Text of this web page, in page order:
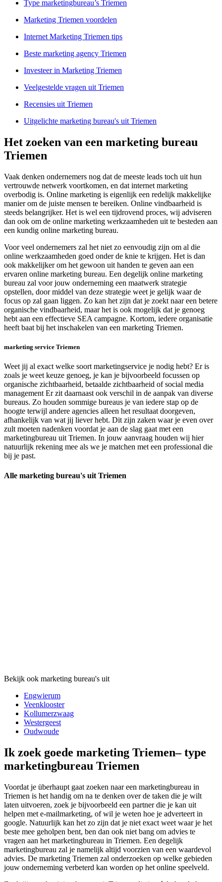
Type marketingbureau’s Triemen
Marketing Triemen voordelen
Internet Marketing Triemen tips
Beste marketing agency Triemen
Investeer in Marketing Triemen
Veelgestelde vragen uit Triemen
Recensies uit Triemen
Uitgelichte marketing bureau's uit Triemen
Het zoeken van een marketing bureau
Triemen
Vaak denken ondernemers nog dat de meeste leads toch uit hun
vertrouwde netwerk voortkomen, en dat internet marketing
overbodig is. Online marketing is eigenlijk een redelijk makkelijke
manier om de juiste mensen te bereiken. Online vindbaarheid is
steeds belangrijker. Het is wel een tijdrovend proces, wij adviseren
dan ook om de online marketing werkzaamheden uit te besteden aan
een kundig online marketing bureau.
Voor veel ondernemers zal het niet zo eenvoudig zijn om al die
online werkzaamheden goed onder de knie te krijgen. Het is dan
ook makkelijker om het gewoon uit handen te geven aan een
ervaren online marketing bureau. Een degelijk online marketing
bureau zal voor jouw onderneming een maatwerk strategie
opstellen, door middel van deze strategie weet je gelijk waar de
focus op zal gaan liggen. Zo kan het zijn dat je zoekt naar een betere
organische vindbaarheid, maar het is ook mogelijk dat je genoeg
hebt aan een effectieve SEA campagne. Kortom, iedere organisatie
heeft baat bij het inschakelen van een marketing Triemen.
marketing service Triemen
Weet jij al exact welke soort marketingservice je nodig hebt? Er is
zoals je weet keuze genoeg, je kan je bijvoorbeeld focussen op
organische zichtbaarheid, betaalde zichtbaarheid of social media
management Er zit daarnaast ook verschil in de aanpak van diverse
bureaus. Zo houden sommige bureaus je van iedere stap op de
hoogte terwijl andere agencies alleen het resultaat doorgeven,
afhankelijk van wat jij liever hebt. Dit zijn zaken waar je even over
zult moeten nadenken voordat je aan de slag gaat met een
marketingbureau uit Triemen. In jouw aanvraag houden wij hier
natuurlijk rekening mee als we je matchen met een professional die
bij je past.
Alle marketing bureau's uit Triemen
Bekijk ook marketing bureau's uit
Engwierum
Veenklooster
Kollumerzwaag
Westergeest
Oudwoude
Ik zoek goede marketing Triemen– type
marketingbureau Triemen
Voordat je überhaupt gaat zoeken naar een marketingbureau in
Triemen is het handig om na te denken over de taken die je wilt
laten uitvoeren, zoek je bijvoorbeeld een partner die je kan uit
helpen met e-mailmarketing, of wil je weten hoe je adverteert in
google. Natuurlijk kan het zo zijn dat je niet exact weet waar je het
beste mee geholpen bent, ben dan ook niet bang om advies te
vragen aan het marketingbureau in Triemen. Een degelijk
marketingbureau zal je namelijk altijd voorzien van een waardevol
advies. De marketing Triemen zal onderzoeken op welke gebieden
jouw onderneming verbeterd kan worden op het online speelveld.